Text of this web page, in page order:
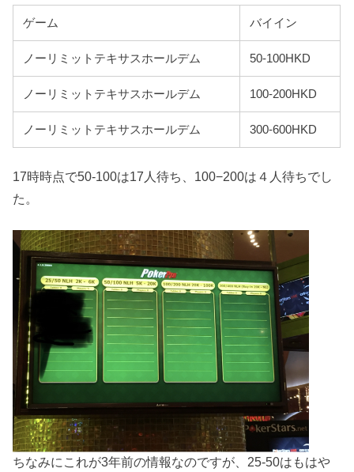
ゲーム バイイン
ノーリミットテキサスホールデム 50-100HKD
ノーリミットテキサスホールデム 100-200HKD
ノーリミットテキサスホールデム 300-600HKD
17時時点で50-100は17人待ち、100−200は４人待ちでし
た。
ちなみにこれが3年前の情報なのですが、25-50はもはや